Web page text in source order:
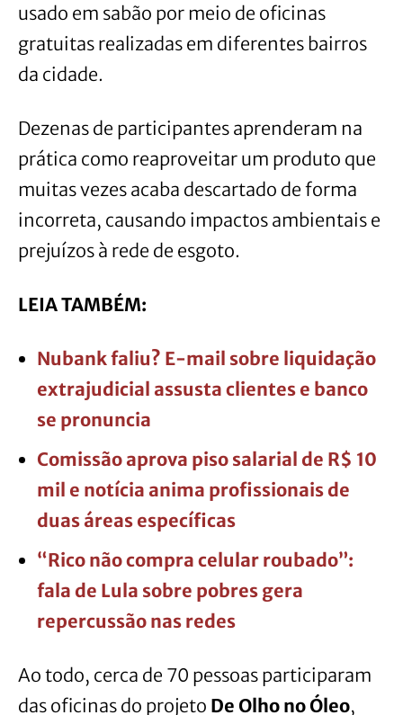
usado em sabão por meio de oficinas
gratuitas realizadas em diferentes bairros
da cidade.
Dezenas de participantes aprenderam na
prática como reaproveitar um produto que
muitas vezes acaba descartado de forma
incorreta, causando impactos ambientais e
prejuízos à rede de esgoto.
LEIA TAMBÉM:
Nubank faliu? E-mail sobre liquidação
extrajudicial assusta clientes e banco
se pronuncia
Comissão aprova piso salarial de R$ 10
mil e notícia anima profissionais de
duas áreas específicas
“Rico não compra celular roubado”:
fala de Lula sobre pobres gera
repercussão nas redes
Ao todo, cerca de 70 pessoas participaram
das oficinas do projeto De Olho no Óleo,